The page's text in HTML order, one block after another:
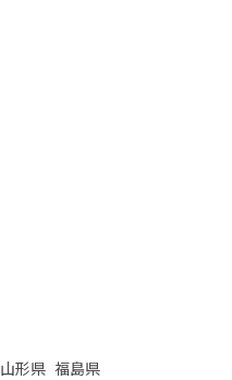
山形県 福島県